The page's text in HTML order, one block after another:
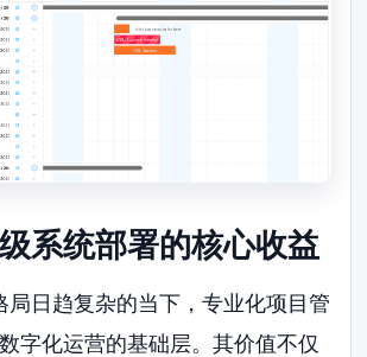
系统部署的核心收益
局日趋复杂的当下，专业化项目管
字化运营的基础层。其价值不仅